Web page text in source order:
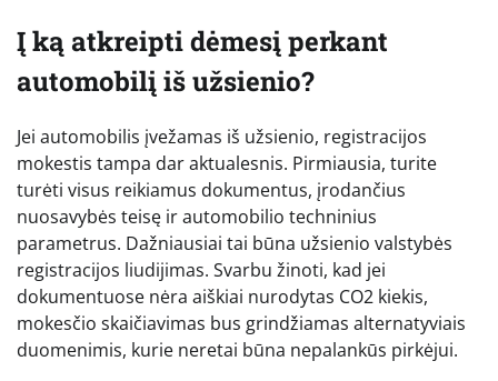
Į ką atkreipti dėmesį perkant
automobilį iš užsienio?
Jei automobilis įvežamas iš užsienio, registracijos
mokestis tampa dar aktualesnis. Pirmiausia, turite
turėti visus reikiamus dokumentus, įrodančius
nuosavybės teisę ir automobilio techninius
parametrus. Dažniausiai tai būna užsienio valstybės
registracijos liudijimas. Svarbu žinoti, kad jei
dokumentuose nėra aiškiai nurodytas CO2 kiekis,
mokesčio skaičiavimas bus grindžiamas alternatyviais
duomenimis, kurie neretai būna nepalankūs pirkėjui.